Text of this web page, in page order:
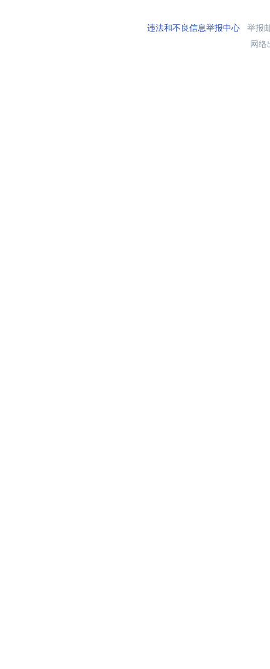
违法和不良信息举报中心举报
网